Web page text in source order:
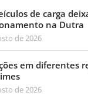
de carga
na Dutra
de 2026
em diferentes
de 2026